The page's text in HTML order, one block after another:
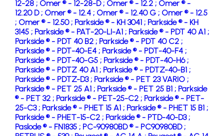
12-28 ; Omer ® - 12-28-D ; Omer ® - 12.2 ; Omer ® -
12.20 D ; Omer ® - 12.4 ; Omer ® - 12.40 G ; Omer ® - 12.5
; Omer ® - 12.50 ; Parkside ® - KH 3041 ; Parkside ® - KH
3145 ; Parkside ® - PAT-20-LI-A1 ; Parkside ® - PDT 40 A1 ;
Parkside ® - PDT 40 B2 ; Parkside ® - PDT 40 C2 ;
Parkside ® - PDT-40-E4 ; Parkside ® - PDT-40-F4 ;
Parkside ® - PDT-40-G5 ; Parkside ® - PDT-40-H6 ;
Parkside ® - PDTZ 40 A1 ; Parkside ® - PDTZ-40-B1 ;
Parkside ® - PDTZ-D3 ; Parkside ® - PET 23 VARIO ;
Parkside ® - PET 25 A1 ; Parkside ® - PET 25 B1 ; Parkside
® - PET 32 ; Parkside ® - PET-25-C2 ; Parkside ® - PET-
25-C3 ; Parkside ® - PHET 15 A1 ; Parkside ® - PHET 15 B1 ;
Parkside ® - PHET-15-C2 ; Parkside ® - PTD-40-D3 ;
Paslode ® - FN1835 ; PC-90980BD ® - PC90980BD ;